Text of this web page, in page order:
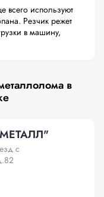
всего используют
Резчик режет
в машину,
в
с